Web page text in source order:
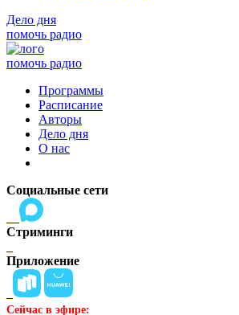
Дело дня
помочь радио
помочь радио
Программы
Расписание
Авторы
Дело дня
О нас
Социальные сети
Стриминги
Приложение
Сейчас в эфире: